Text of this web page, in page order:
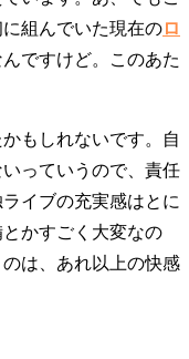
組んでいた現在のロ
ですけど。このあた
もしれないです。自
っていうので、責任
イブの充実感はとに
かすごく大変なの
は、あれ以上の快感